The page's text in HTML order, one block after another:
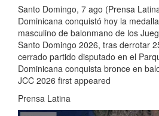
Santo Domingo, 7 ago (Prensa
Dominicana conquistó hoy la
masculino de balonmano de los
Santo Domingo 2026, tras derrotar
cerrado partido disputado en el
Dominicana conquista bronce en
JCC 2026 first appeared
Prensa Latina